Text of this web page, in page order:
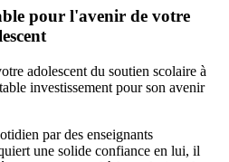
pour l'avenir de votre
adolescent du soutien scolaire à
investissement pour son avenir
par des enseignants
une solide confiance en lui, il